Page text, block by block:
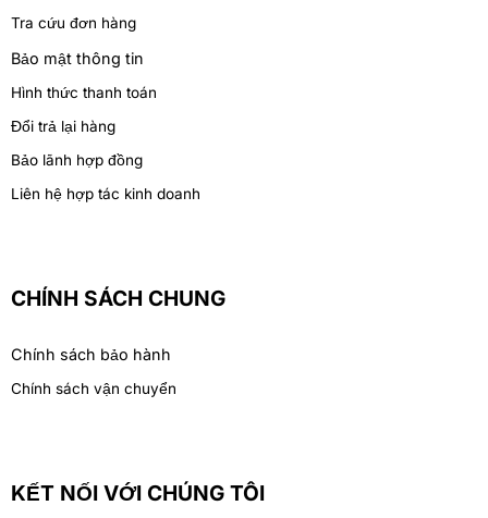
Tra cứu đơn hàng
Bảo mật thông tin
Hình thức thanh toán
Đổi trả lại hàng
Bảo lãnh hợp đồng
Liên hệ hợp tác kinh doanh
CHÍNH SÁCH CHUNG
Chính sách bảo hành
Chính sách vận chuyển
KẾT NỐI VỚI CHÚNG TÔI